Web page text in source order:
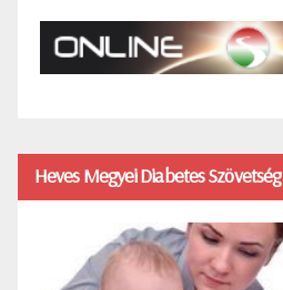
Heves Megyei Diabetes Szövetség